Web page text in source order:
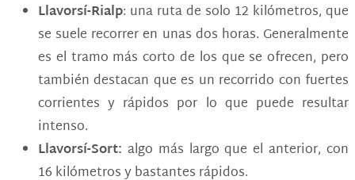
Llavorsí-Rialp: una ruta de solo 12 kilómetros, que
se suele recorrer en unas dos horas. Generalmente
es el tramo más corto de los que se ofrecen, pero
también destacan que es un recorrido con fuertes
corrientes y rápidos por lo que puede resultar
intenso.
Llavorsí-Sort: algo más largo que el anterior, con
16 kilómetros y bastantes rápidos.